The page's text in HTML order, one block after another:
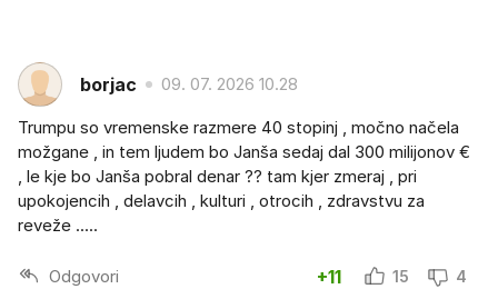
borjac 09. 07. 2026 10.28
Trumpu so vremenske razmere 40 stopinj , močno načela
možgane , in tem ljudem bo Janša sedaj dal 300 milijonov €
, le kje bo Janša pobral denar ?? tam kjer zmeraj , pri
upokojencih , delavcih , kulturi , otrocih , zdravstvu za
reveže .....
Odgovori +11 15 4